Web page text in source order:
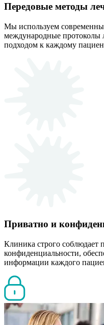
Передовые методы
Мы используем
международные протоколы
подходом к каждому
Приватно и
Клиника строго соблюдает
конфиденциальности,
информации каждого